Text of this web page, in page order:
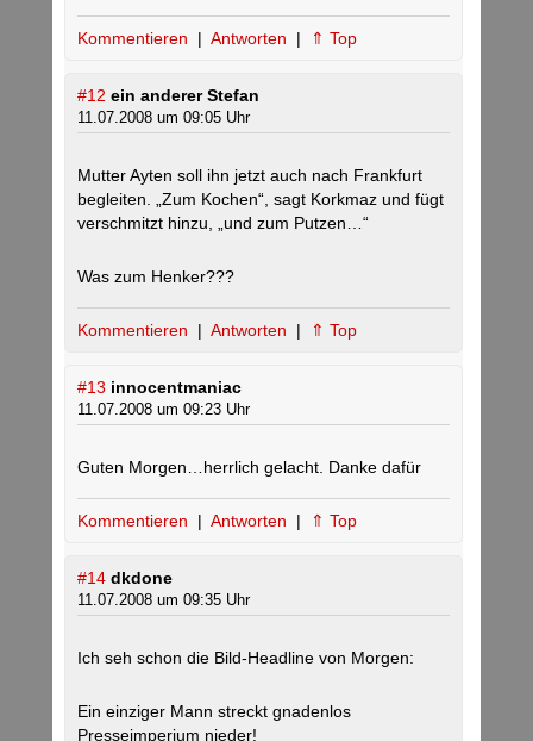
Kommentieren | Antworten | ⇑ Top
#12 ein anderer Stefan
11.07.2008 um 09:05 Uhr
Mutter Ayten soll ihn jetzt auch nach Frankfurt
begleiten. „Zum Kochen“, sagt Korkmaz und fügt
verschmitzt hinzu, „und zum Putzen…“
Was zum Henker???
Kommentieren | Antworten | ⇑ Top
#13 innocentmaniac
11.07.2008 um 09:23 Uhr
Guten Morgen…herrlich gelacht. Danke dafür
Kommentieren | Antworten | ⇑ Top
#14 dkdone
11.07.2008 um 09:35 Uhr
Ich seh schon die Bild-Headline von Morgen:
Ein einziger Mann streckt gnadenlos
Presseimperium nieder!